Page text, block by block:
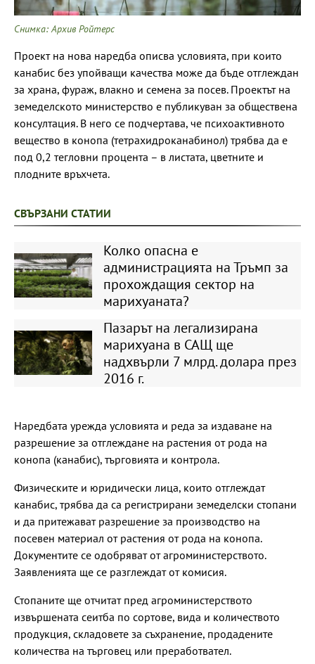
Снимка: Архив Ройтерс
Проект на нова наредба описва условията, при които
канабис без упойващи качества може да бъде отглеждан
за храна, фураж, влакно и семена за посев. Проектът на
земеделското министерство е публикуван за обществена
консултация. В него се подчертава, че психоактивното
вещество в конопа (тетрахидроканабинол) трябва да е
под 0,2 тегловни процента – в листата, цветните и
плодните връхчета.
СВЪРЗАНИ СТАТИИ
Колко опасна е
администрацията на Тръмп за
прохождащия сектор на
марихуаната?
Пазарът на легализирана
марихуана в САЩ ще
надхвърли 7 млрд. долара през
2016 г.
Наредбата урежда условията и реда за издаване на
разрешение за отглеждане на растения от рода на
конопа (канабис), търговията и контрола.
Физическите и юридически лица, които отглеждат
канабис, трябва да са регистрирани земеделски стопани
и да притежават разрешение за производство на
посевен материал от растения от рода на конопа.
Документите се одобряват от агроминистерството.
Заявленията ще се разглеждат от комисия.
Стопаните ще отчитат пред агроминистерството
извършената сеитба по сортове, вида и количеството
продукция, складовете за съхранение, продадените
количества на търговец или преработвател.